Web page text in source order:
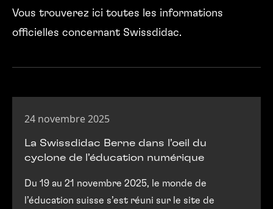
Vous trouverez ici toutes les informations
officielles concernant Swissdidac.
24 novembre 2025
La Swissdidac Berne dans l’oeil du
cyclone de l’éducation numérique
Du 19 au 21 novembre 2025, le monde de
l’éducation suisse s’est réuni sur le site de